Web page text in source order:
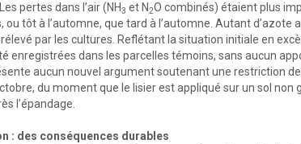
pertes dans l’air (NH3 et N2O combinés) étaient plus
ou tôt à l’automne, que tard à l’automne. Autant
par les cultures. Reflétant la situation initiale en
enregistrées dans les parcelles témoins, sans aucun
aucun nouvel argument soutenant une restriction
du moment que le lisier est appliqué sur un sol non
l’épandage.
: des conséquences durables